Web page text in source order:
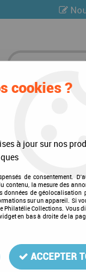
Alderney
à donner votre
cookies ?
à jour sur nos
de consentement.
contenu, la mesure des
données de géolocalisation
sur un appareil. Si
Philatélie Collections. Vous
en bas à droite de la
ACCEPTER